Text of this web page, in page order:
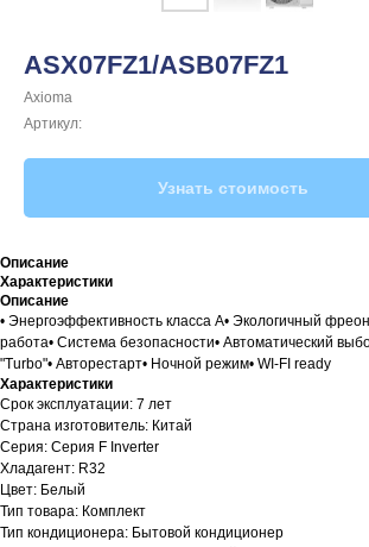
ASX07FZ1/ASB07FZ1
Axioma
Артикул:
Узнать стоимость
Описание
Характеристики
Описание
• Энергоэффективность класса А• Экологичный
работа• Система безопасности• Автоматический
"Turbo"• Авторестарт• Ночной режим• WI-FI ready
Характеристики
Срок эксплуатации: 7 лет
Страна изготовитель: Китай
Серия: Серия F Inverter
Хладагент: R32
Цвет: Белый
Тип товара: Комплект
Тип кондиционера: Бытовой кондиционер